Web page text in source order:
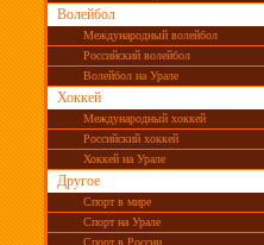
Волейбол
Международный волейбол
Российский волейбол
Волейбол на Урале
Хоккей
Международный хоккей
Российский хоккей
Хоккей на Урале
Другое
Спорт в мире
Спорт на Урале
Спорт в России